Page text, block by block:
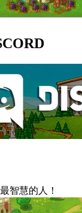
智慧的人！